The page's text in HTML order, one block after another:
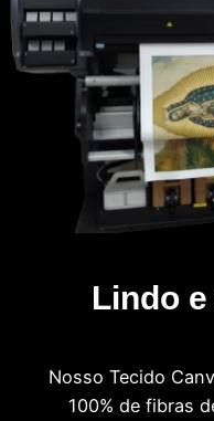
Lindo
Nosso Tecido
100% de fibras